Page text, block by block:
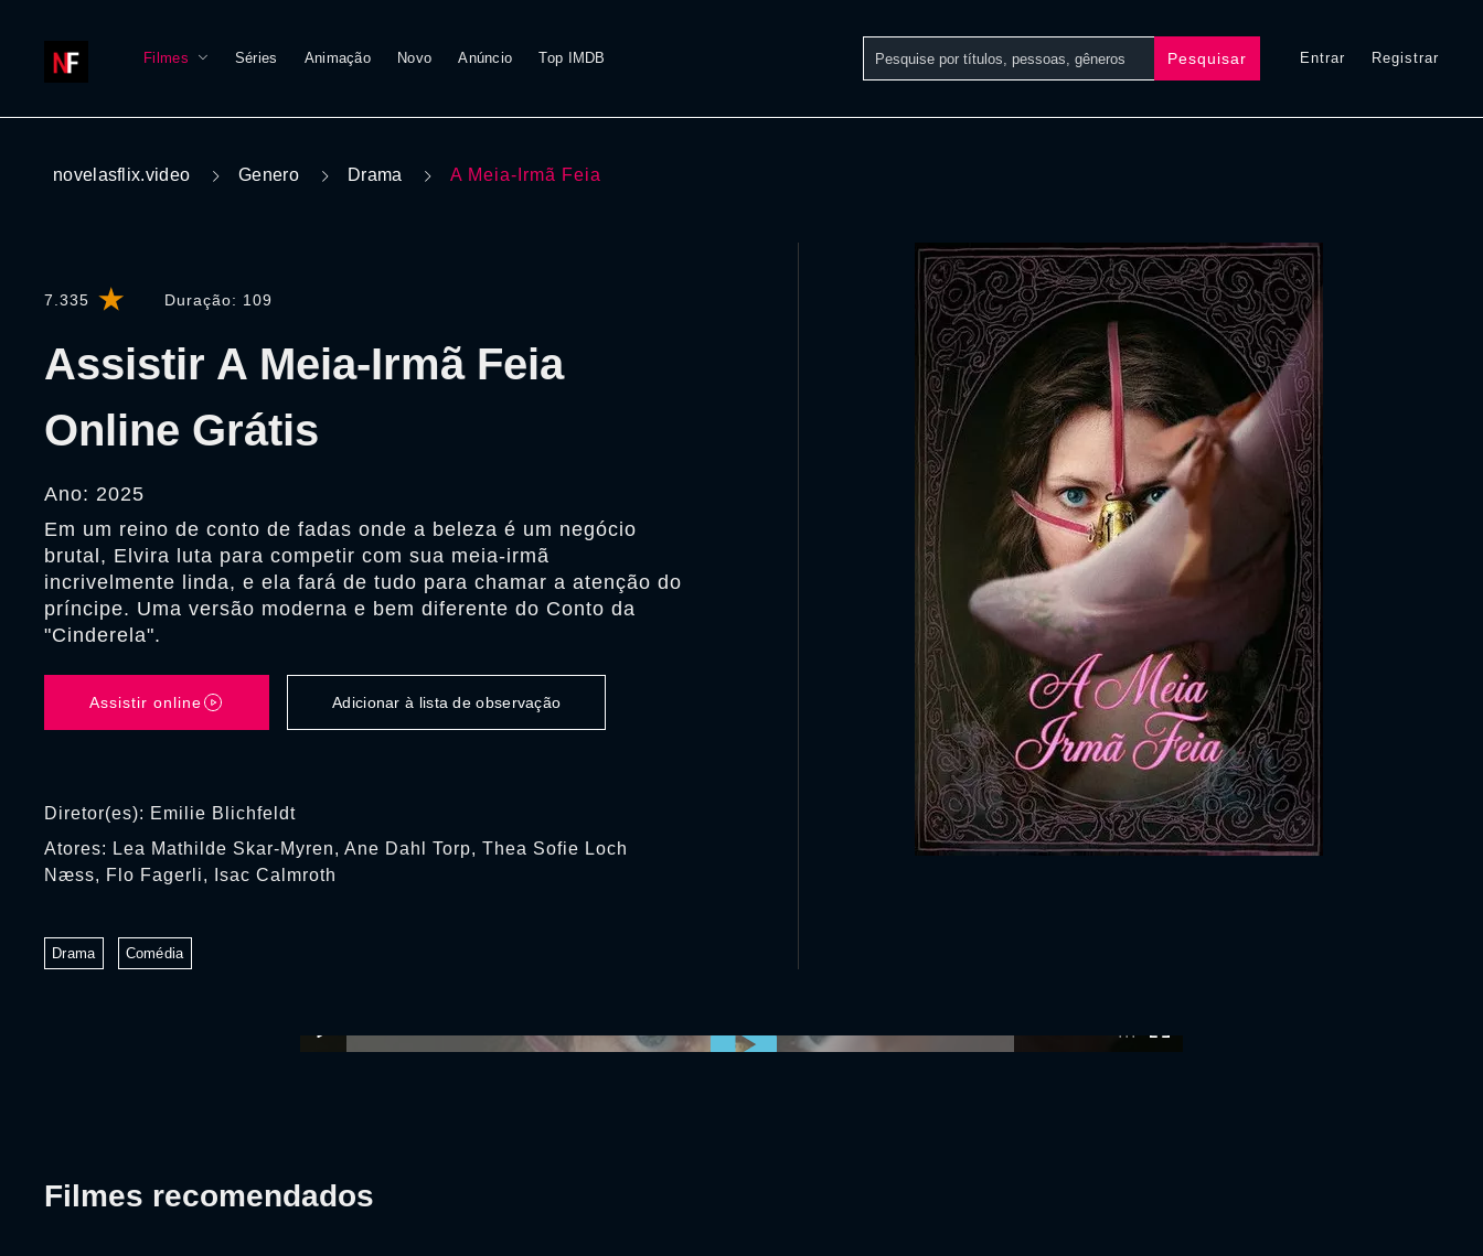
Filmes Séries Animação Novo Anúncio Top IMDB Pesquisar Entrar Registrar
novelasflix.video Genero Drama A Meia-Irmã Feia
7.335 Duração: 109
Assistir A Meia-Irmã Feia
Online Grátis
Ano: 2025
Em um reino de conto de fadas onde a beleza é um negócio
brutal, Elvira luta para competir com sua meia-irmã
incrivelmente linda, e ela fará de tudo para chamar a atenção do
príncipe. Uma versão moderna e bem diferente do Conto da
"Cinderela".
Assistir online Adicionar à lista de observação
Diretor(es): Emilie Blichfeldt
Atores: Lea Mathilde Skar-Myren, Ane Dahl Torp, Thea Sofie Loch
Næss, Flo Fagerli, Isac Calmroth
Drama Comédia
Filmes recomendados